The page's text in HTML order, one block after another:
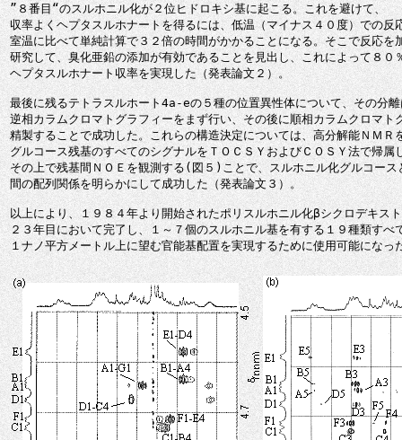
”８番目“のスルホニル化が２位ヒドロキシ基に起こる。これを避けて、
収率よくヘプタスルホナートを得るには、低温（マイナス４０度）での反
室温に比べて単純計算で３２倍の時間がかかることになる。そこで反応を
研究して、臭化亜鉛の添加が有効であることを見出し、これによって８０
ヘプタスルホナート収率を実現した（発表論文２）。
最後に残るテトラスルホート4a-eの５種の位置異性体について、その分
逆相カラムクロマトグラフィーをまず行い、その後に順相カラムクロマト
精製することで成功した。これらの構造決定については、高分解能ＮＭＲ
グルコース残基のすべてのシグナルをＴＯＣＳＹおよびＣＯＳＹ法で帰属
その上で残基間ＮＯＥを観測する(図５)ことで、スルホニル化グルコース
間の配列関係を明らかにして成功した（発表論文３）。
以上により、１９８４年より開始されたポリスルホニル化βシクロデキス
２３年目において完了し、１～７個のスルホニル基を有する１９種類すべ